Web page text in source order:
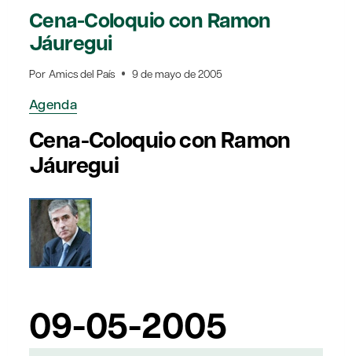
Cena-Coloquio con Ramon
Jáuregui
Por Amics del País 9 de mayo de 2005
Agenda
Cena-Coloquio con Ramon
Jáuregui
09-05-2005